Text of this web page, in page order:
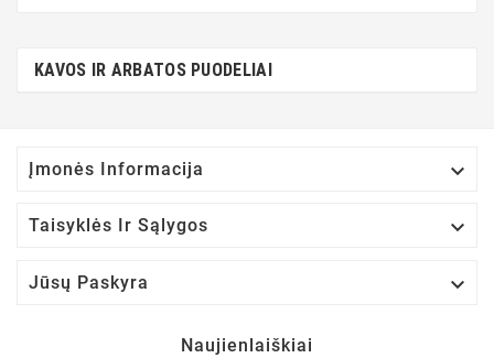
KAVOS IR ARBATOS PUODELIAI
Įmonės Informacija 
Taisyklės Ir Sąlygos 
Jūsų Paskyra 
Naujienlaiškiai